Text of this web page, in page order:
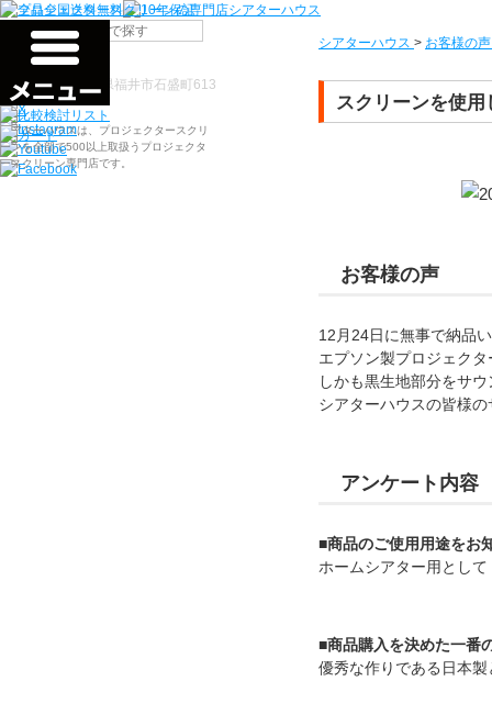
検索
シアターハウス > お客様の声
スクリーンを使
お客様の声
12月24日に無事で納品
エプソン製プロジェク
しかも黒生地部分をサ
シアターハウスの皆様
アンケート内容
■商品のご使用用途をお
ホームシアター用として
■商品購入を決めた一番
優秀な作りである日本
〒910-0122 福井県福井市石盛町613
シアターハウスは、プロジェクタースクリ
ーンを全部で500以上取扱うプロジェクタ
ースクリーン専門店です。